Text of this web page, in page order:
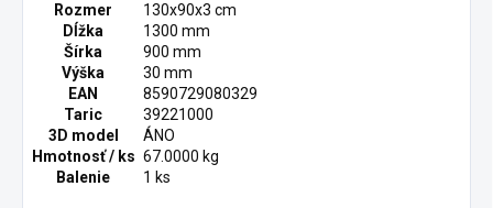
Rozmer
130x90x3 cm
Dĺžka
1300 mm
Šírka
900 mm
Výška
30 mm
EAN
8590729080329
Taric
39221000
3D model
ÁNO
Hmotnosť / ks 67.0000 kg
Balenie
1 ks